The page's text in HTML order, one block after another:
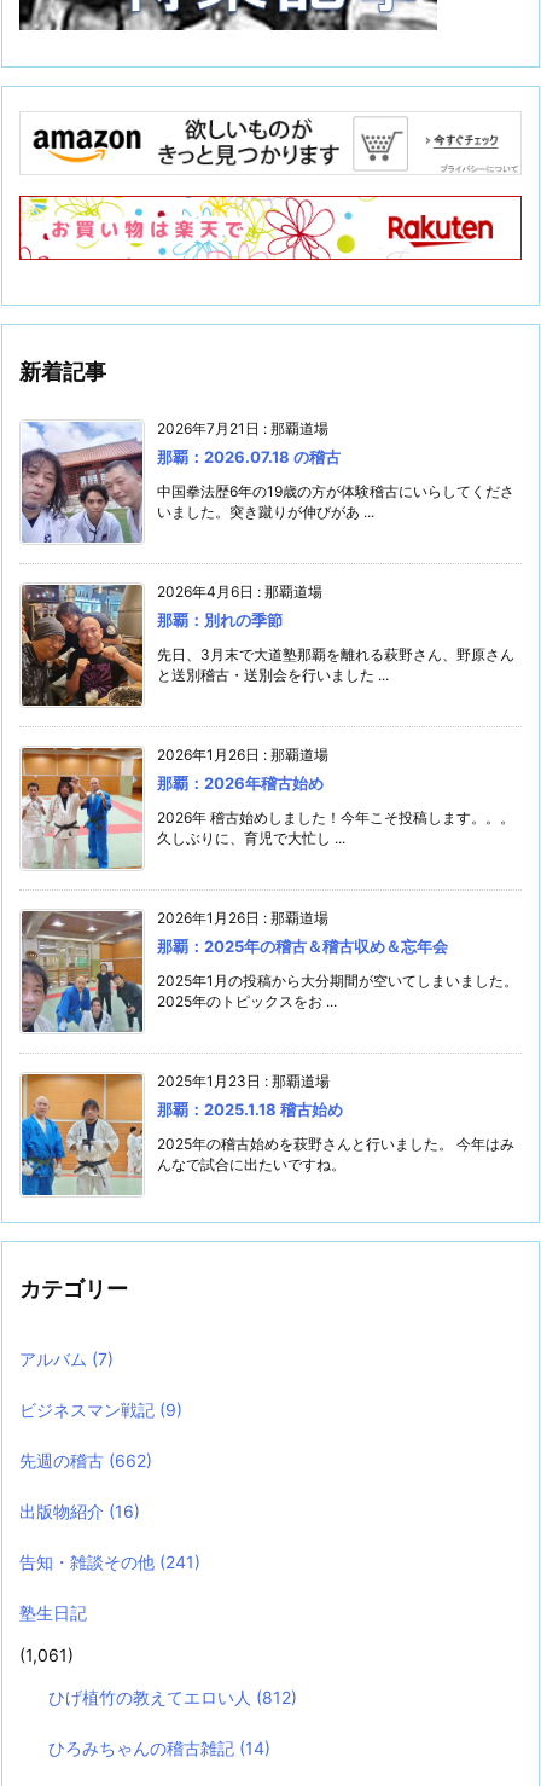
新着記事
2026年7月21日 : 那覇道場
那覇：2026.07.18 の稽古
中国拳法歴6年の19歳の方が体験稽古にいらしてくださ
いました。突き蹴りが伸びがあ ...
2026年4月6日 : 那覇道場
那覇：別れの季節
先日、3月末で大道塾那覇を離れる萩野さん、野原さん
と送別稽古・送別会を行いました ...
2026年1月26日 : 那覇道場
那覇：2026年稽古始め
2026年 稽古始めしました！今年こそ投稿します。。。
久しぶりに、育児で大忙し ...
2026年1月26日 : 那覇道場
那覇：2025年の稽古＆稽古収め＆忘年会
2025年1月の投稿から大分期間が空いてしまいました。
2025年のトピックスをお ...
2025年1月23日 : 那覇道場
那覇：2025.1.18 稽古始め
2025年の稽古始めを萩野さんと行いました。 今年はみ
んなで試合に出たいですね。
カテゴリー
アルバム (7)
ビジネスマン戦記 (9)
先週の稽古 (662)
出版物紹介 (16)
告知・雑談その他 (241)
塾生日記
(1,061)
ひげ植竹の教えてエロい人 (812)
ひろみちゃんの稽古雑記 (14)